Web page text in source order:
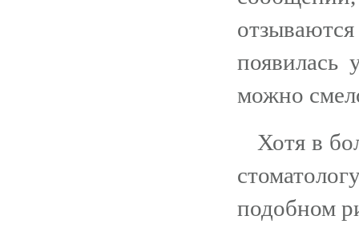
появилась
можно
Хотя в
подобном